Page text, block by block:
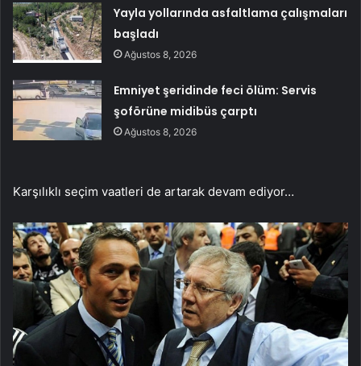
Yayla yollarında asfaltlama çalışmaları
başladı
Ağustos 8, 2026
Emniyet şeridinde feci ölüm: Servis
şoförüne midibüs çarptı
Ağustos 8, 2026
Karşılıklı seçim vaatleri de artarak devam ediyor…